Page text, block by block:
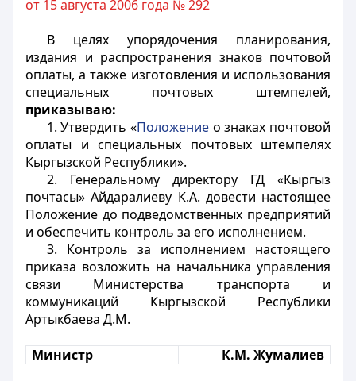
от 15 августа 2006 года № 292
В целях упорядочения планирования,
издания и распространения знаков почтовой
оплаты, а также изготовления и использования
специальных почтовых штемпелей,
приказываю:
1. Утвердить «Положение о знаках почтовой
оплаты и специальных почтовых штемпелях
Кыргызской Республики».
2. Генеральному директору ГД «Кыргыз
почтасы» Айдаралиеву К.А. довести настоящее
Положение до подведомственных предприятий
и обеспечить контроль за его исполнением.
3. Контроль за исполнением настоящего
приказа возложить на начальника управления
связи Министерства транспорта и
коммуникаций Кыргызской Республики
Артыкбаева Д.М.
Министр К.М. Жумалиев